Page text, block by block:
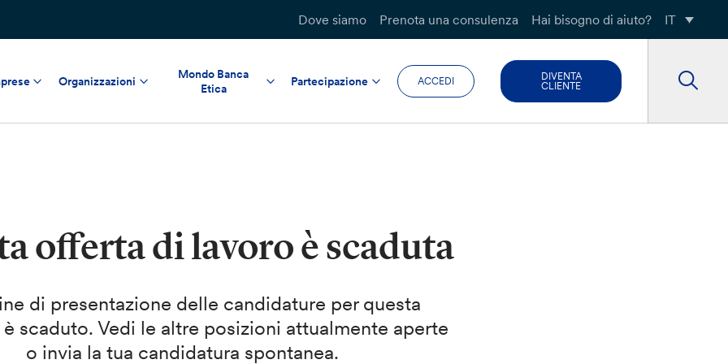
Dove siamo Prenota una consulenza Hai bisogno di aiuto? IT
Organizzazioni
Mondo Banca
Etica
Partecipazione ACCEDI
DIVENTA
CLIENTE
offerta di lavoro è scaduta
di presentazione delle candidature per questa
scaduto. Vedi le altre posizioni attualmente aperte
o invia la tua candidatura spontanea.